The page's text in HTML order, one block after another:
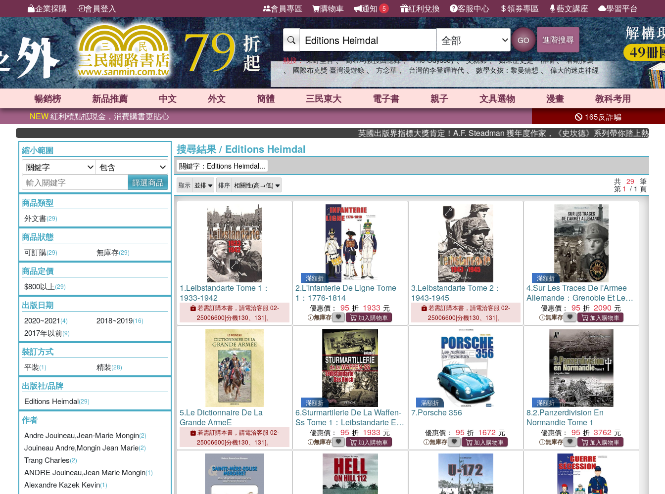
企業採購 會員登入 會員專區 購物車 通知 5 紅利兌換 客服中心 領券專區 藝文講座 學習平台
GO 進階搜尋
熱搜： 東野圭吾 、 高希均教授回憶錄 、 The Odyssey 、 父親節 、 如果歷史是一群喵 、 暑期推薦
、 國際布克獎 臺灣漫遊錄 、 方念華 、 台灣的李登輝時代 、 數學女孩：黎曼猜想 、 偉大的迷走神經
暢銷榜 新品推薦 中文 外文 簡體 三民東大 電子書 親子 文具選物 漫畫 教科考用
NEW紅利積點抵現金，消費購書更貼心 165反詐騙
英國出版界指標大獎肯定！A.F. Steadman 獲年度作家，《史坎德》系列帶你踏上熱血奇幻旅程
縮小範圍
篩選商品
商品類型
外文書(29)
商品狀態
可訂購(29) 無庫存(29)
商品定價
$800以上(29)
出版日期
2020~2021(4) 2018~2019(16)
2017年以前(9)
裝訂方式
平裝(1) 精裝(28)
出版社/品牌
Editions Heimdal(29)
作者
Andre Jouineau,Jean-Marie Mongin(2)
Jouineau Andre,Mongin Jean Marie(2)
Trang Charles(2)
ANDRE Jouineau,Jean Marie Mongin(1)
Alexandre Kazek Kevin(1)
搜尋結果/ Editions Heimdal
關鍵字：Editions Heimdal...
顯示 排序 共 29 筆
第 1 / 1 頁
1.Leibstandarte Tome 1：
1933-1942
若需訂購本書，請電洽客服 02-
25006600[分機130、131]。
滿額折
2.L'Infanterie De Ligne Tome
1：1776-1814
優惠價： 95 1933
無庫存
3.Leibstandarte Tome 2：
1943-1945
若需訂購本書，請電洽客服 02-
25006600[分機130、131]。
滿額折
4.Sur Les Traces De l'Armee
Allemande：Grenoble Et Le
Vercors, 1940-1944
優惠價： 95 2090
無庫存
5.Le Dictionnaire De La
Grande ArmeE
若需訂購本書，請電洽客服 02-
25006600[分機130、131]。
滿額折
6.Sturmartilerie De La Waffen-
Ss Tome 1：Leibstandarte Et
Das Reich
優惠價： 95 1933
無庫存
滿額折
7.Porsche 356
優惠價： 95 1672
無庫存
滿額折
8.2.Panzerdivision En
Normandie Tome 1
優惠價： 95 3762
無庫存